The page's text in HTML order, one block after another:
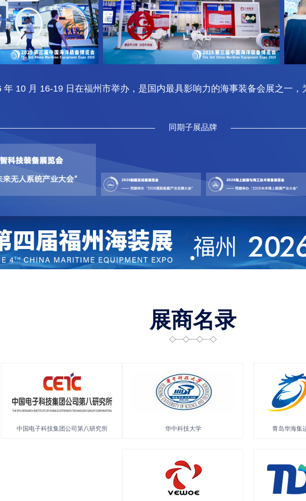
10 月 16-19 日在福州市举办，是国内最具影响力的海事装备会展之一
同期子展品牌
展商名录
青岛华海集运国际物流有限公司 南京钢铁股份有限公司 海得邦(